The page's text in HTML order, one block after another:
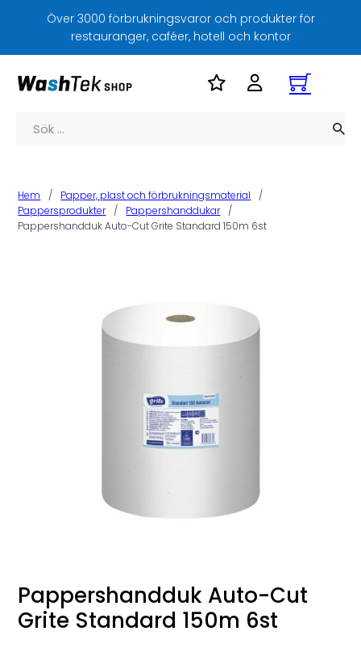
Över 3000 förbrukningsvaror och produkter för
restauranger, caféer, hotell och kontor
Sök
Hem / Papper, plast och förbrukningsmaterial
/
Pappersprodukter
/ Pappershanddukar
/
Pappershandduk Auto-Cut Grite Standard 150m 6st
Pappershandduk Auto-Cut
Grite Standard 150m 6st